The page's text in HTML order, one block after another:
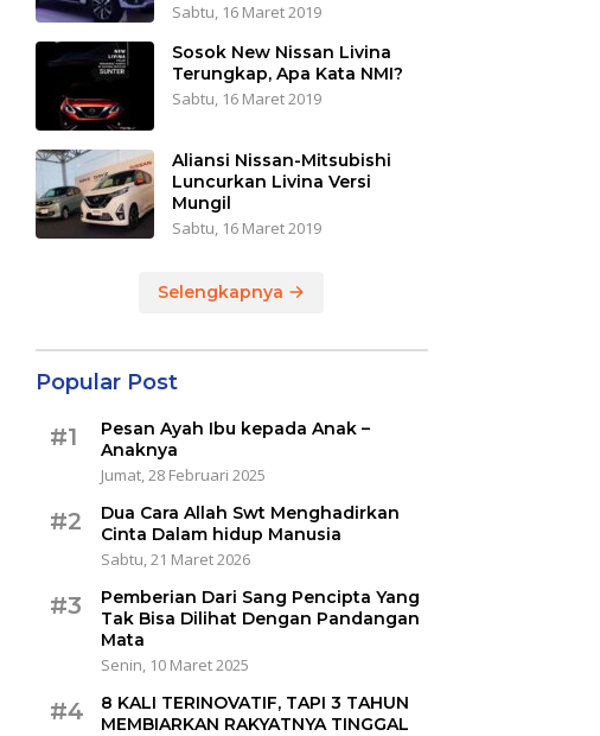
Sabtu, 16 Maret 2019
Sosok New Nissan Livina
Terungkap, Apa Kata NMI?
Sabtu, 16 Maret 2019
Aliansi Nissan-Mitsubishi
Luncurkan Livina Versi
Mungil
Sabtu, 16 Maret 2019
Selengkapnya
Popular Post
#1
Pesan Ayah Ibu kepada Anak –
Anaknya
Jumat, 28 Februari 2025
#2
Dua Cara Allah Swt Menghadirkan
Cinta Dalam hidup Manusia
Sabtu, 21 Maret 2026
#3
Pemberian Dari Sang Pencipta Yang
Tak Bisa Dilihat Dengan Pandangan
Mata
Senin, 10 Maret 2025
#4
8 KALI TERINOVATIF, TAPI 3 TAHUN
MEMBIARKAN RAKYATNYA TINGGAL